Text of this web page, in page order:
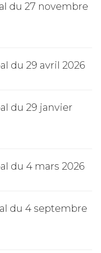
du 27 novembre
du 29 avril 2026
du 29 janvier
du 4 mars 2026
du 4 septembre